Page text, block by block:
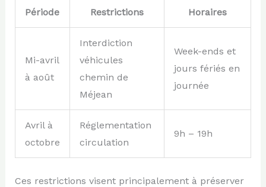
Période Restrictions Horaires
Mi-avril
à août
Interdiction
véhicules
chemin de
Méjean
Week-ends et
jours fériés en
journée
Avril à
octobre
Réglementation
circulation
9h – 19h
Ces restrictions visent principalement à préserver